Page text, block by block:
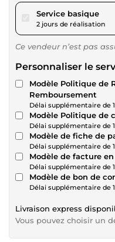
Service basique
2 jours de réalisation
Ce vendeur n’est pas
Personnaliser le
Modèle Politique de
Remboursement
Délai supplémentaire de
Modèle Politique de
Délai supplémentaire de
Modèle de fiche de
Délai supplémentaire de
Modèle de facture
Délai supplémentaire de
Modèle de bon de
Délai supplémentaire de
Livraison express
Vous pouvez choisir un